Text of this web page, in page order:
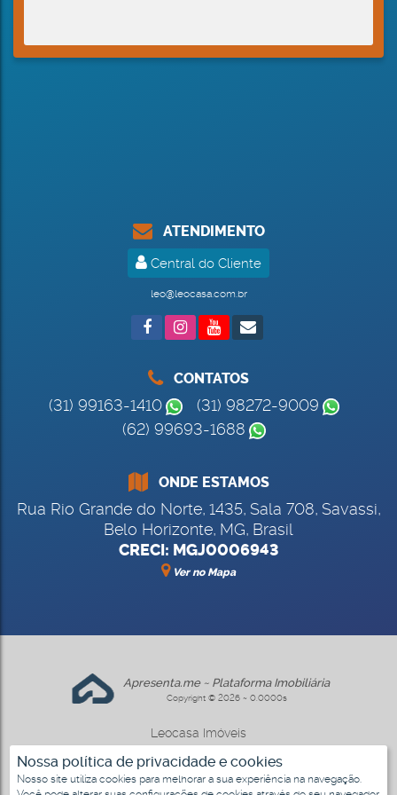
Nossa política de privacidade e cookies
Nosso site utiliza cookies para melhorar a sua experiência na navegação.
ATENDIMENTO
Central do Cliente
leo@leocasa.com.br
CONTATOS
(31) 99163-1410
(31) 98272-9009
(62) 99693-1688
ONDE ESTAMOS
Rua Rio Grande do Norte, 1435, Sala 708, Savassi,
Belo Horizonte, MG, Brasil
CRECI: MGJ0006943
Ver no Mapa
Apresenta.me ~ Plataforma Imobiliária
Copyright © 2026 ~ 0.0000s
Leocasa Imóveis